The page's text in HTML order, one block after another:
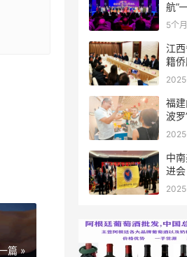
篇 »
航
新
5个
江
籍
会
福建
波
中
进
索圆